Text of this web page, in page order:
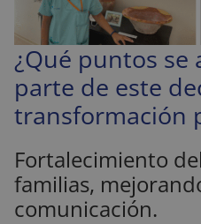
¿Qué puntos
parte de este
transformación
Fortalecimiento
familias,
comunicación.